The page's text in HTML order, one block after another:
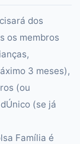
dos
os membros
3 meses),
(ou
(se já
Família é